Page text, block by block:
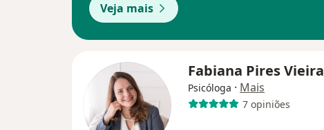
Veja mais
Fabiana Pires Vieira
Psicóloga · Mais
7 opiniões